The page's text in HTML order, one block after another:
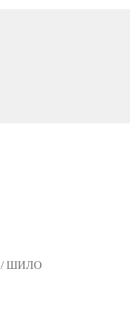
/ШИЛО